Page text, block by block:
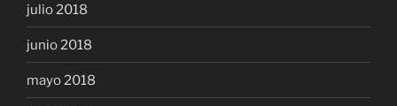
julio 2018
junio 2018
mayo 2018